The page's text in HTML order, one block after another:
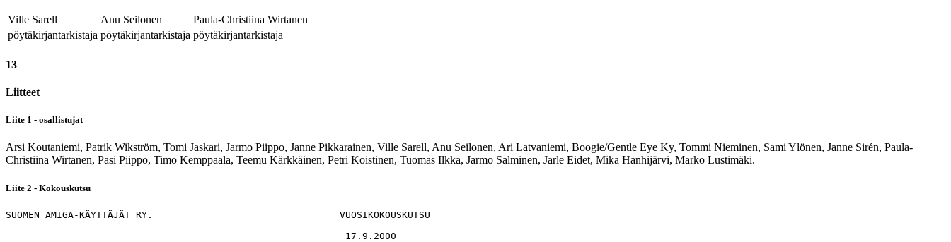
Ville Sarell Anu Seilonen
Paula-Christiina Wirtanen
pöytäkirjantarkistaja pöytäkirjantarkistaja pöytäkirjantarkistaja
13
Liitteet
Liite 1 - osallistujat
Arsi Koutaniemi, Patrik Wikström, Tomi Jaskari, Jarmo Piippo, Janne Pikkarainen, Ville Sarell, Anu Seilonen, Ari Latvaniemi, Boogie/Gentle Eye Ky, Tommi Nieminen, Sami Ylönen, Janne Sirén, Paula-
Christiina Wirtanen, Pasi Piippo, Timo Kemppaala, Teemu Kärkkäinen, Petri Koistinen, Tuomas Ilkka, Jarmo Salminen, Jarle Eidet, Mika Hanhijärvi, Marko Lustimäki.
Liite 2 - Kokouskutsu
SUOMEN AMIGA-KÄYTTÄJÄT RY.                                 VUOSIKOKOUSKUTSU
                                                            17.9.2000